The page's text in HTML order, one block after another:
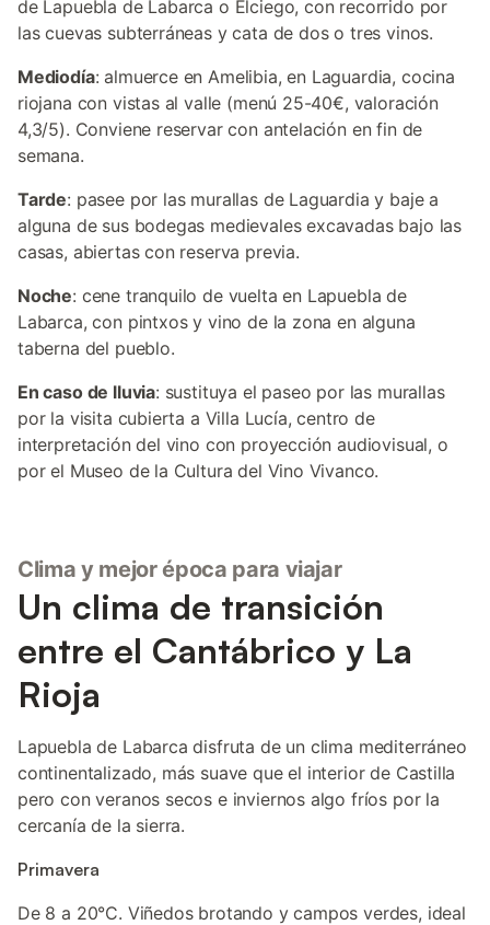
de Lapuebla de Labarca o Elciego, con recorrido por
las cuevas subterráneas y cata de dos o tres vinos.
Mediodía: almuerce en Amelibia, en Laguardia, cocina
riojana con vistas al valle (menú 25-40€, valoración
4,3/5). Conviene reservar con antelación en fin de
semana.
Tarde: pasee por las murallas de Laguardia y baje a
alguna de sus bodegas medievales excavadas bajo las
casas, abiertas con reserva previa.
Noche: cene tranquilo de vuelta en Lapuebla de
Labarca, con pintxos y vino de la zona en alguna
taberna del pueblo.
En caso de lluvia: sustituya el paseo por las murallas
por la visita cubierta a Villa Lucía, centro de
interpretación del vino con proyección audiovisual, o
por el Museo de la Cultura del Vino Vivanco.
Clima y mejor época para viajar
Un clima de transición
entre el Cantábrico y La
Rioja
Lapuebla de Labarca disfruta de un clima mediterráneo
continentalizado, más suave que el interior de Castilla
pero con veranos secos e inviernos algo fríos por la
cercanía de la sierra.
Primavera
De 8 a 20°C. Viñedos brotando y campos verdes, ideal